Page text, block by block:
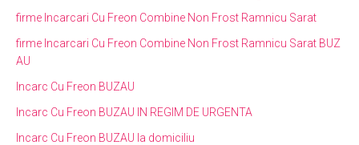
firme Incarcari Cu Freon Combine Non Frost Ramnicu Sarat
firme Incarcari Cu Freon Combine Non Frost Ramnicu Sarat BUZ
AU
Incarc Cu Freon BUZAU
Incarc Cu Freon BUZAU IN REGIM DE URGENTA
Incarc Cu Freon BUZAU la domiciliu